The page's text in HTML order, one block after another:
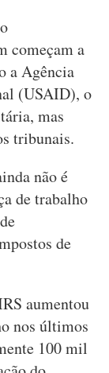
começam a
a Agência
(USAID), o
mas
tribunais.
não é
de trabalho
de
aumentou
nos últimos
100 mil